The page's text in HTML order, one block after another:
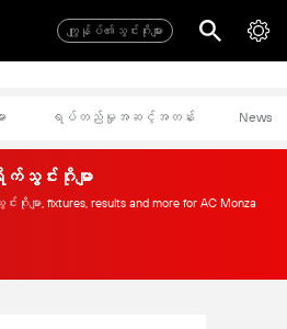
ကျွုန်ုပ်၏သွင်းဂိုးများ
ရပ်တည်မှုအဆင့်အတန်း News
သွင်းဂိုးမျာ
မျာ, fixtures, results and more for AC Monza